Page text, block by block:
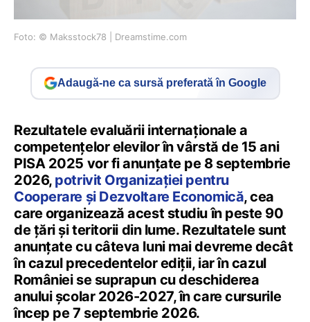
Foto: © Maksstock78 | Dreamstime.com
Adaugă-ne ca sursă preferată în Google
Rezultatele evaluării internaționale a
competențelor elevilor în vârstă de 15 ani
PISA 2025 vor fi anunțate pe 8 septembrie
2026, potrivit Organizației pentru
Cooperare și Dezvoltare Economică, cea
care organizează acest studiu în peste 90
de țări și teritorii din lume. Rezultatele sunt
anunțate cu câteva luni mai devreme decât
în cazul precedentelor ediții, iar în cazul
României se suprapun cu deschiderea
anului școlar 2026-2027, în care cursurile
încep pe 7 septembrie 2026.